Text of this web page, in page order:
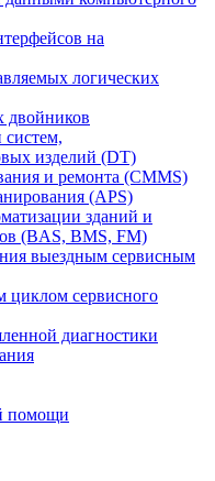
на
логических
двойников
систем,
изделий (DT)
и ремонта (CMMS)
(APS)
зданий и
(BAS, BMS, FM)
выездным сервисным
сервисного
диагностики
помощи